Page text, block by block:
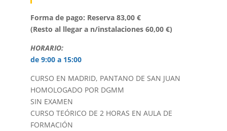
Forma de pago: Reserva 83,00 €
(Resto al llegar a n/instalaciones 60,00 €)
HORARIO:
de 9:00 a 15:00
CURSO EN MADRID, PANTANO DE SAN JUAN
HOMOLOGADO POR DGMM
SIN EXAMEN
CURSO TEÓRICO DE 2 HORAS EN AULA DE
FORMACIÓN